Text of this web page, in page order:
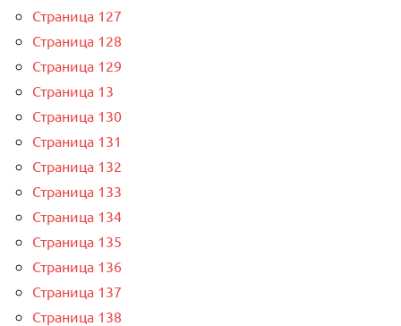
Страница 127
Страница 128
Страница 129
Страница 13
Страница 130
Страница 131
Страница 132
Страница 133
Страница 134
Страница 135
Страница 136
Страница 137
Страница 138